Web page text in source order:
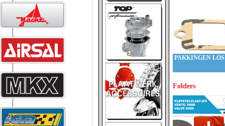
PAKKINGEN LOS
Folders